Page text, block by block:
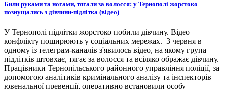
Били руками та ногами, тягали за волосся: у Тернополі жорстоко
познущались з дівчини-підлітка (відео)
У Тернополі підлітки жорстоко побили дівчину. Відео
конфлікту поширюють у соціальних мережах. 3 червня в
одному із телеграм-каналів з'явилось відео, на якому група
підлітків штовхає, тягає за волосся та всіляко ображає дівчину.
Працівники Тернопільського районного управління поліції, за
допомогою аналітиків кримінального аналізу та інспекторів
ювенальної превенції, оперативно встановили особу